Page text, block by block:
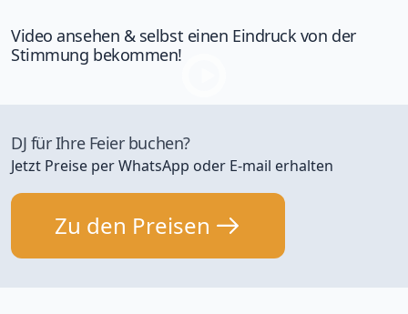
Video ansehen & selbst einen Eindruck von der
Stimmung bekommen!
DJ für Ihre Feier buchen?
Jetzt Preise per WhatsApp oder E-mail erhalten
Zu den Preisen